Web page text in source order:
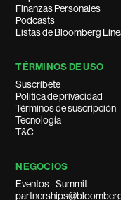
Finanzas Personales
Podcasts
Listas de Bloomberg
TÉRMINOS DE USO
Suscríbete
Política de privacidad
Términos de suscripción
Tecnología
T&C
NEGOCIOS
Eventos - Summit